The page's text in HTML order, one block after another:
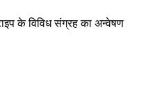
के विविध संग्रह का अन्वेषण